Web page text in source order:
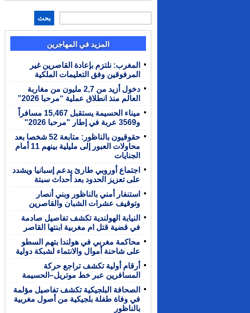
بحث
المزيد في المهاجرين
المغرب: نلتزم بإعادة القاصرين غير
المرفوقين وفق التعليمات الملكية
دخول أزيد من 2,7 مليون من مغاربة
العالم منذ انطلاق عملية “مرحبا 2026”
ميناء الحسيمة يستقبل 15,467 مسافراً
و3569 عربة في إطار "مرحبا 2026"
حقوقيون بالناظور: متابعة 52 شخصا بعد
محاولات العبور إلى مليلية بينهم 11 أمام
الجنايات
اجتماع أوروبي طارئ يدعم إسبانيا ويشدد
على تعزيز الحدود بعد أحداث سبتة
استنفار أمني بالناظور وبني أنصار
وتوقيف عشرات الشبان والقاصرين
النيابة الهولندية تكشف تفاصيل صادمة
في قضية قتل ام مغربية ابنتها القاصر
محاكمة مغربي في هولندا بتهم السطو
على شاحنة أموال والانتماء لشبكة دولية
أرقام أولية تكشف تراجع حركة
المسافرين عبر خط موتريل–الحسيمة
الصحافة البلجيكية تكشف تفاصيل مؤلمة
في وفاة طفلة بلجيكية من أصول مغربية
بالناظور